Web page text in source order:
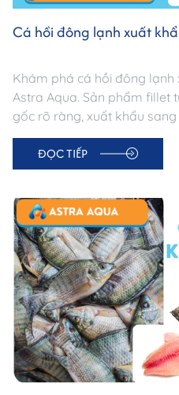
Cá hồi đông lạnh xuất
Khám phá cá hồi đông
Astra Aqua. Sản phẩm fillet
gốc rõ ràng, xuất khẩu sang
925 489.
ĐỌC TIẾP